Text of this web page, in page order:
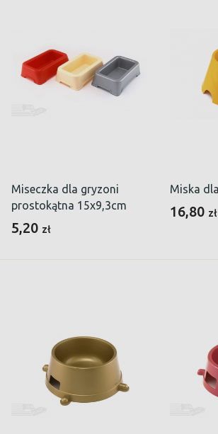
Miseczka dla gryzoni
prostokątna 15x9,3cm
5,20 zł
Miska
16,80 zł